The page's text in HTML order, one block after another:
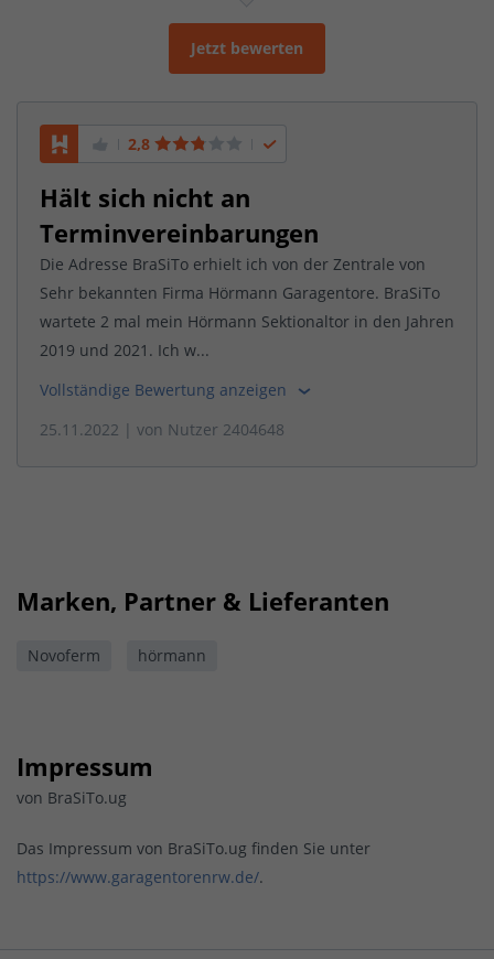
Jetzt bewerten
2,8
Hält sich nicht an
Terminvereinbarungen
Die Adresse BraSiTo erhielt ich von der Zentrale von
Sehr bekannten Firma Hörmann Garagentore. BraSiTo
wartete 2 mal mein Hörmann Sektionaltor in den Jahren
2019 und 2021. Ich w...
Vollständige Bewertung anzeigen
25.11.2022 | von Nutzer 2404648
Marken, Partner & Lieferanten
Novoferm hörmann
Impressum
von BraSiTo.ug
Das Impressum von BraSiTo.ug finden Sie unter
https://www.garagentorenrw.de/.